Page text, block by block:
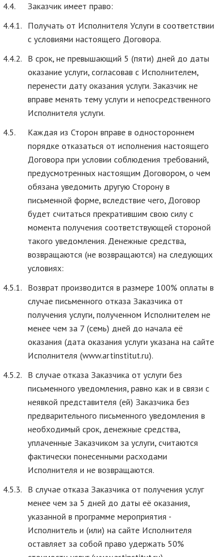
4.4.
Заказчик имеет право:
4.4.1.
Получать от Исполнителя Услуги в соответствии
с условиями настоящего Договора.
4.4.2.
В срок, не превышающий 5 (пяти) дней до даты
оказание услуги, согласовав с Исполнителем,
перенести дату оказания услуги. Заказчик не
вправе менять тему услуги и непосредственного
Исполнителя услуги.
4.5.
Каждая из Сторон вправе в одностороннем
порядке отказаться от исполнения настоящего
Договора при условии соблюдения требований,
предусмотренных настоящим Договором, о чем
обязана уведомить другую Сторону в
письменной форме, вследствие чего, Договор
будет считаться прекратившим свою силу с
момента получения соответствующей стороной
такого уведомления. Денежные средства,
возвращаются (не возвращаются) на следующих
условиях:
4.5.1.
Возврат производится в размере 100% оплаты в
случае письменного отказа Заказчика от
получения услуги, полученном Исполнителем не
менее чем за 7 (семь) дней до начала её
оказания (дата оказания услуги указана на сайте
Исполнителя (www.artinstitut.ru).
4.5.2.
В случае отказа Заказчика от услуги без
письменного уведомления, равно как и в связи с
неявкой представителя (ей) Заказчика без
предварительного письменного уведомления в
необходимый срок, денежные средства,
уплаченные Заказчиком за услуги, считаются
фактически понесенными расходами
Исполнителя и не возвращаются.
4.5.3.
В случае отказа Заказчика от получения услуг
менее чем за 5 дней до даты её оказания,
указанной в программе мероприятия -
Исполнитель и (или) на сайте Исполнителя
оставляет за собой право удержать 50%